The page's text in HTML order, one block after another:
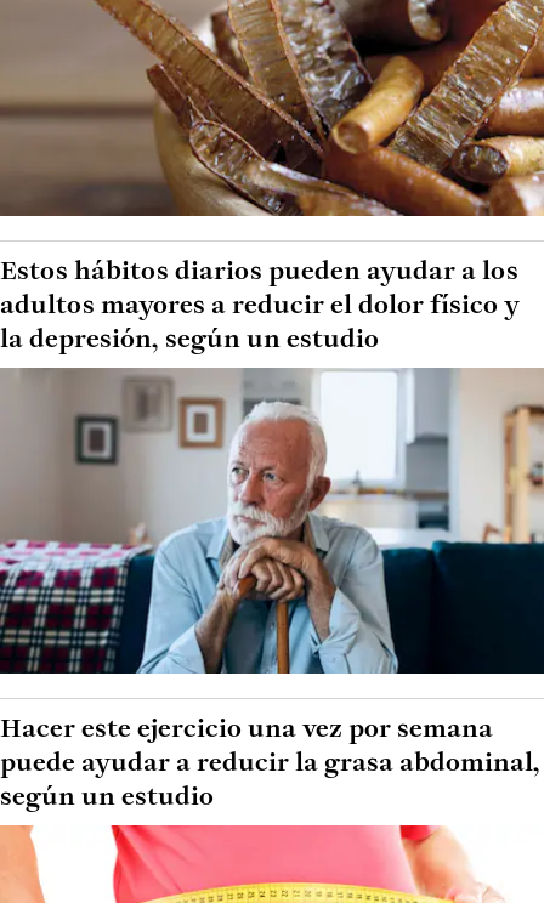
Estos hábitos diarios pueden ayudar a los
adultos mayores a reducir el dolor físico y
la depresión, según un estudio
Hacer este ejercicio una vez por semana
puede ayudar a reducir la grasa abdominal,
según un estudio